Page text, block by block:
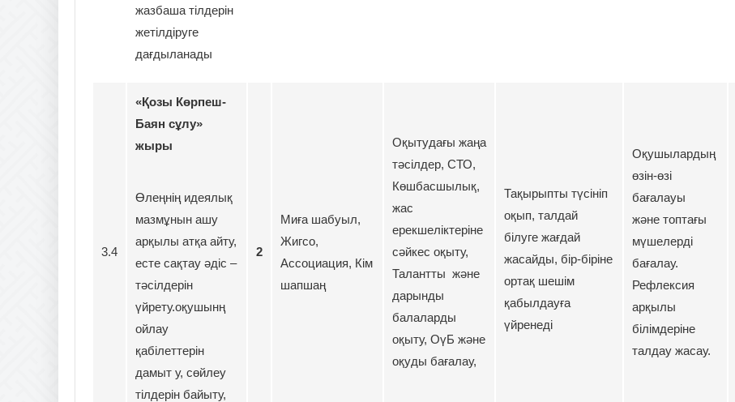
жазбаша тілдерін
жетілдіруге
дағдыланады
3.4
«Қозы Көрпеш-
Баян сұлу»
жыры
Өлеңнің идеялық
мазмұнын ашу
арқылы атқа айту,
есте сақтау әдіс –
тәсілдерін
үйрету.оқушынң
ойлау
қабілеттерін
дамыт у, сөйлеу
тілдерін байыту,
2
Миға шабуыл,
Жигсо,
Ассоциация, Кім
шапшаң
Оқытудағы жаңа
тәсілдер, СТО,
Көшбасшылық,
жас
ерекшеліктеріне
сәйкес оқыту,
Талантты және
дарынды
балаларды
оқыту, ОүБ және
оқуды бағалау,
Тақырыпты түсініп
оқып, талдай
білуге жағдай
жасайды, бір-біріне
ортақ шешім
қабылдауға
үйренеді
Оқушылардың
өзін-өзі
бағалауы
және топтағы
мүшелерді
бағалау.
Рефлексия
арқылы
білімдеріне
талдау жасау.